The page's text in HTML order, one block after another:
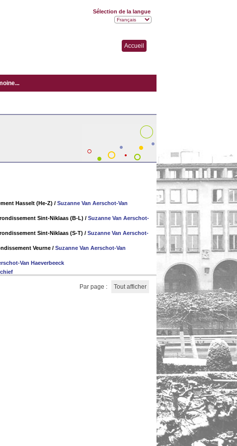
Accueil
Hasselt (He-Z) / Suzanne Van Aerschot-Van
Sint-Niklaas (B-L) / Suzanne Van Aerschot-
Sint-Niklaas (S-T) / Suzanne Van Aerschot-
Veurne / Suzanne Van Aerschot-Van
Van Haeverbeeck
Par page : Tout afficher
Sélection de la langue